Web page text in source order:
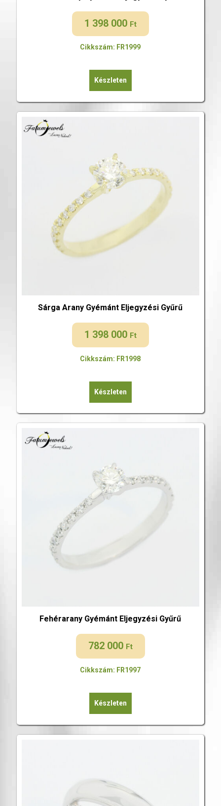
1 398 000 Ft
Cikkszám: FR1999
Készleten
Sárga Arany Gyémánt Eljegyzési Gyűrű
1 398 000 Ft
Cikkszám: FR1998
Készleten
Fehérarany Gyémánt Eljegyzési Gyűrű
782 000 Ft
Cikkszám: FR1997
Készleten